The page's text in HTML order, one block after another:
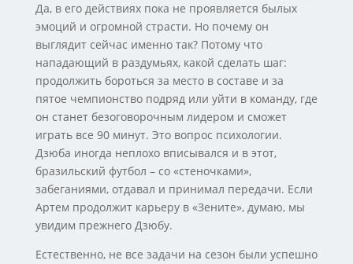
Да, в его действиях пока не проявляется былых
эмоций и огромной страсти. Но почему он
выглядит сейчас именно так? Потому что
нападающий в раздумьях, какой сделать шаг:
продолжить бороться за место в составе и за
пятое чемпионство подряд или уйти в команду, где
он станет безоговорочным лидером и сможет
играть все 90 минут. Это вопрос психологии.
Дзюба иногда неплохо вписывался и в этот,
бразильский футбол – со «стеночками»,
забеганиями, отдавал и принимал передачи. Если
Артем продолжит карьеру в «Зените», думаю, мы
увидим прежнего Дзюбу.
Естественно, не все задачи на сезон были успешно